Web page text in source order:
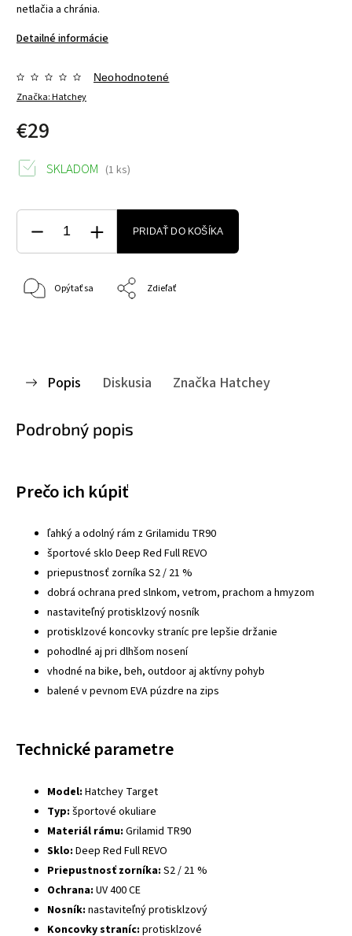
netlačia a chránia.
Detailné informácie
Značka:Hatchey
Neohodnotené
€29
SKLADOM (1 ks)
PRIDAŤ DO KOŠÍKA
Opýtať sa Zdieľať
Popis Diskusia Značka Hatchey
Podrobný popis
Prečo ich kúpiť
ľahký a odolný rám z Grilamidu TR90
športové sklo Deep Red Full REVO
priepustnosť zorníka S2 / 21 %
dobrá ochrana pred slnkom, vetrom, prachom a hmyzom
nastaviteľný protisklzový nosník
protisklzové koncovky straníc pre lepšie držanie
pohodlné aj pri dlhšom nosení
vhodné na bike, beh, outdoor aj aktívny pohyb
balené v pevnom EVA púzdre na zips
Technické parametre
Model: Hatchey Target
Typ: športové okuliare
Materiál rámu: Grilamid TR90
Sklo: Deep Red Full REVO
Priepustnosť zorníka: S2 / 21 %
Ochrana: UV 400 CE
Nosník: nastaviteľný protisklzový
Koncovky straníc: protisklzové